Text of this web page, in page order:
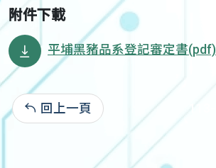
附件下載
平埔黑豬品系登記審定書(pdf)
回上一頁